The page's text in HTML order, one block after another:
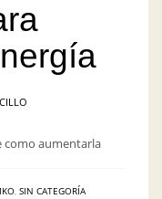
como aumentarla
, SIN CATEGORÍA